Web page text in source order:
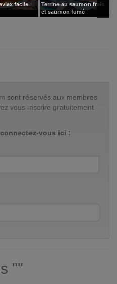
facile
Terrine au saumon frais
et saumon fumé
sont réservés aux membres
vous inscrire gratuitement
vous ici :
""